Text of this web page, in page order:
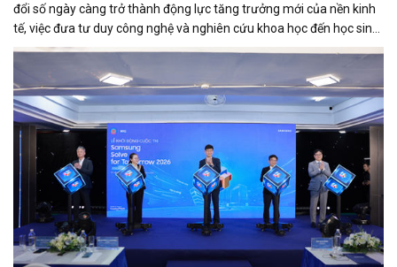
đổi số ngày càng trở thành động lực tăng trưởng mới của nền kinh
tế, việc đưa tư duy công nghệ và nghiên cứu khoa học đến học sinh
đang được xem là bước đi quan trọng để hình thành nguồn nhân
lực tương lai. Tại TP.HCM - trung tâm kinh tế, khoa học công nghệ
và đổi mới sáng tạo lớn nhất cả nước, định hướng này đang được
thúc đẩy mạnh mẽ thông qua các mô hình kết nối giữa cơ quan
quản lý, doanh nghiệp và nhà trường.